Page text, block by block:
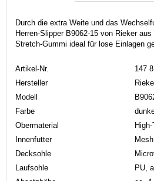
Durch die extra Weite und das
Herren-Slipper B9062-15 von Rieker
Stretch-Gummi ideal für lose Einlagen
Artikel-Nr.
147
Hersteller
Modell
Farbe
Obermaterial
Innenfutter
Decksohle
Laufsohle
PU,